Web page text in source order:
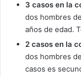
3 casos en la
dos hombres
años de edad.
2 casos en la
dos hombres
casos es